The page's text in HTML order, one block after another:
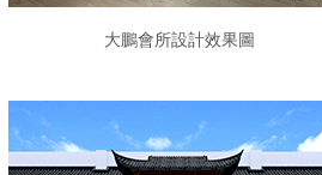
大鵬會所設計效果圖